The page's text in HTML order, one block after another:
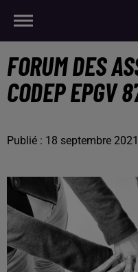
FORUM DES
CODEP EPGV
Publié : 18 septembre